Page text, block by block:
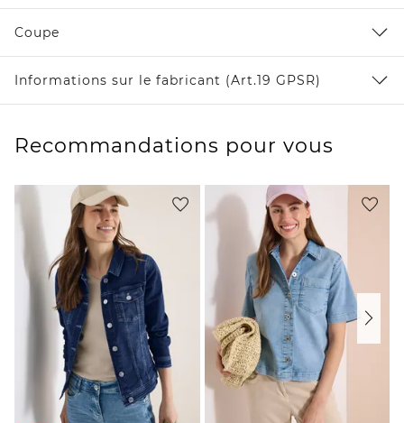
Coupe
Informations sur le fabricant (Art.19 GPSR)
Recommandations pour vous